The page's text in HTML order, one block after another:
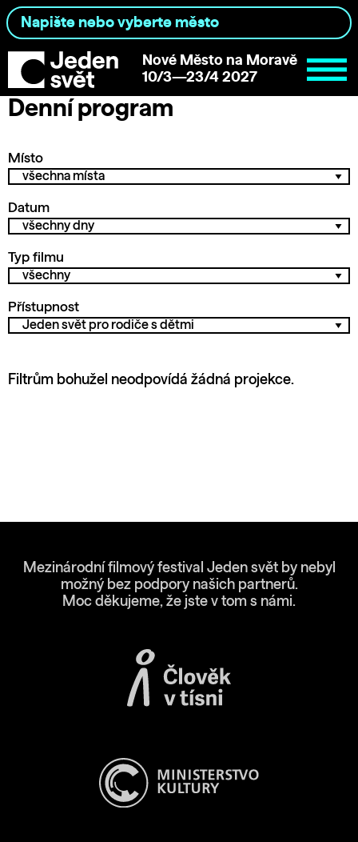
Nové Město na Moravě
10/3—23/4 2027
Denní program
Místo
Datum
Typ filmu
Přístupnost
Filtrům bohužel neodpovídá žádná projekce.
Mezinárodní filmový festival Jeden svět by nebyl
možný bez podpory našich partnerů.
Moc děkujeme, že jste v tom s námi.